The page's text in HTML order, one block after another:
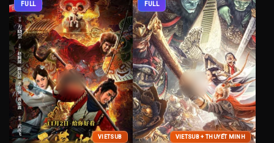
FULL
VIETSUB
FULL
VIETSUB + THUYẾT MINH